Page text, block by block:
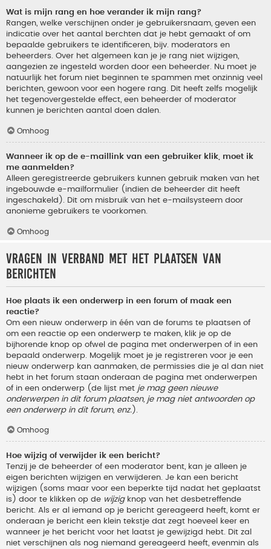
Wat is mijn rang en hoe verander ik mijn rang?
Rangen, welke verschijnen onder je gebruikersnaam, geven een
indicatie over het aantal berchten dat je hebt gemaakt of om
bepaalde gebruikers te identificeren, bijv. moderators en
beheerders. Over het algemeen kan je je rang niet wijzigen,
aangezien ze ingesteld worden door een beheerder. Nu moet je
natuurlijk het forum niet beginnen te spammen met onzinnig veel
berichten, gewoon voor een hogere rang. Dit heeft zelfs mogelijk
het tegenovergestelde effect, een beheerder of moderator
kunnen je berichten aantal doen dalen.
Omhoog
Wanneer ik op de e-maillink van een gebruiker klik, moet ik
me aanmelden?
Alleen geregistreerde gebruikers kunnen gebruik maken van het
ingebouwde e-mailformulier (indien de beheerder dit heeft
ingeschakeld). Dit om misbruik van het e-mailsysteem door
anonieme gebruikers te voorkomen.
Omhoog
Vragen in verband met het plaatsen van
berichten
Hoe plaats ik een onderwerp in een forum of maak een
reactie?
Om een nieuw onderwerp in één van de forums te plaatsen of
om een reactie op een onderwerp te maken, klik je op de
bijhorende knop op ofwel de pagina met onderwerpen of in een
bepaald onderwerp. Mogelijk moet je je registreren voor je een
nieuw onderwerp kan aanmaken, de permissies die je al dan niet
hebt in het forum staan onderaan de pagina met onderwerpen
of in een onderwerp (de lijst met je mag geen nieuwe
onderwerpen in dit forum plaatsen, je mag niet antwoorden op
een onderwerp in dit forum, enz. ).
Omhoog
Hoe wijzig of verwijder ik een bericht?
Tenzij je de beheerder of een moderator bent, kan je alleen je
eigen berichten wijzigen en verwijderen. Je kan een bericht
wijzigen (soms maar voor een beperkte tijd nadat het geplaatst
is) door te klikken op de wijzigknop van het desbetreffende
bericht. Als er al iemand op je bericht gereageerd heeft, komt er
onderaan je bericht een klein tekstje dat zegt hoeveel keer en
wanneer je het bericht voor het laatst je gewijzigd hebt. Dit zal
niet verschijnen als nog niemand gereageerd heeft, evenmin als